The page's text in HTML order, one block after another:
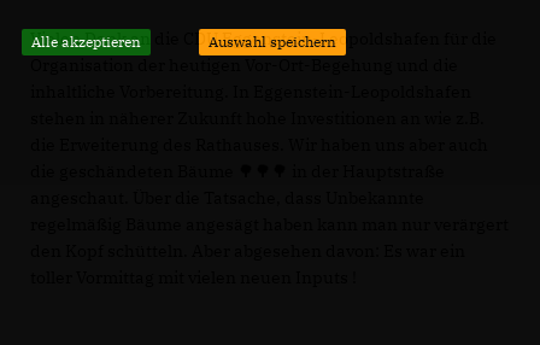
Vielen Dank an die CDU Eggenstein-Leopoldshafen für die
Alle akzeptieren Auswahl speichern